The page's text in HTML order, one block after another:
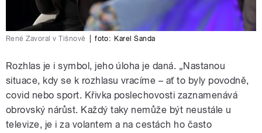
René Zavoral v Tišnově foto: Karel Šanda
Rozhlas je i symbol, jeho úloha je daná. „Nastanou
situace, kdy se k rozhlasu vracíme – ať to byly povodně,
covid nebo sport. Křivka poslechovosti zaznamenává
obrovský nárůst. Každý taky nemůže být neustále u
televize, je i za volantem a na cestách ho často